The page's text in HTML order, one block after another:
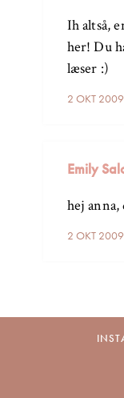
2 OKT
Ih altså,
her! Du
læser :)
Emily
2 OKT
hej